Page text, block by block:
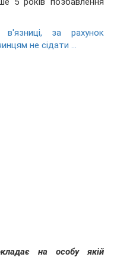
в'язниці, за рахунок
не сідати ...
на особу якій